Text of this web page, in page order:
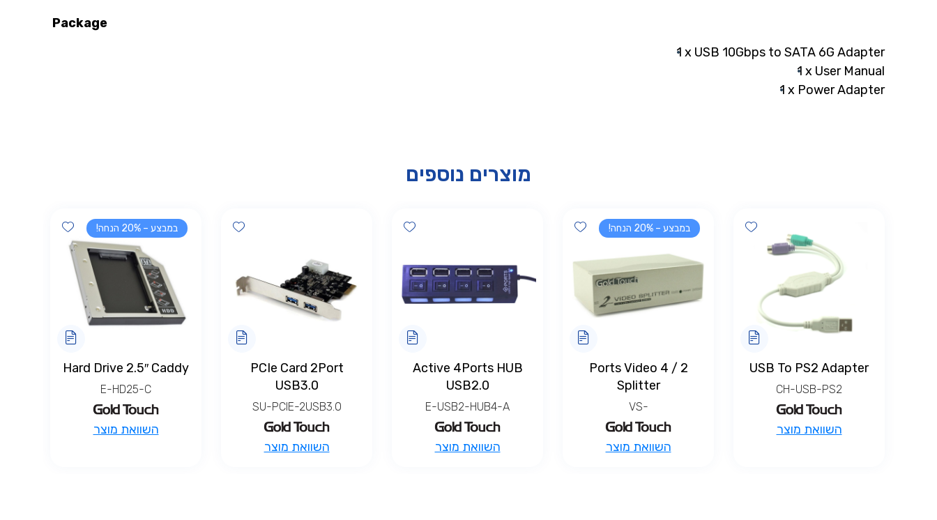
Package
1 x USB 10Gbps to SATA 6G Adapter
1 x User Manual
1 x Power Adapter
מוצרים נוספים
Add wishlist
USB To PS2 Adapter
CH-USB-PS2
השוואת מוצר
Add wishlist
במבצע – 20% הנחה!
2 / 4 Ports Video
Splitter
-VS
למוצר
השוואת מוצר
Add wishlist
Active 4Ports HUB
USB2.0
E-USB2-HUB4-A
השוואת מוצר
Add wishlist
PCIe Card 2Port
USB3.0
SU-PCIE-2USB3.0
השוואת מוצר
Add wishlist
במבצע – 20% הנחה!
Hard Drive 2.5″ Caddy
E-HD25-C
השוואת מוצר